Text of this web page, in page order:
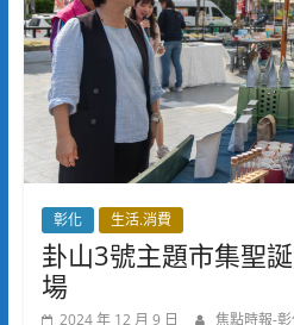
彰化 生活.消費
卦山3號主題市集聖
場
2024 年 12 月 9 日 焦點時報-